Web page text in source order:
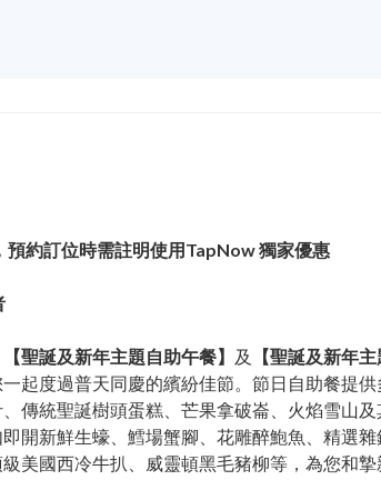
約訂位時需註明使用TapNow 獨家優惠
【聖誕及新年主題自助午餐】 及 【聖誕及新年
起度過普天同慶的繽紛佳節。節日自助餐提
傳統聖誕樹頭蛋糕、芒果拿破崙、火焰雪山
開新鮮生蠔、鱈場蟹腳、花雕醉鮑魚、精選
美國西冷牛扒、威靈頓黑毛豬柳等，為您和摯